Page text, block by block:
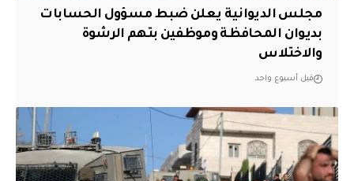
مجلس الديوانية يعلن ضبط مسؤول الحسابات
بديوان المحافظة وموظفين بتهم الرشوة
والاختلاس
قبل أسبوع واحد